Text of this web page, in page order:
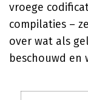
vroege
compilaties –
over wat als
beschouwd en